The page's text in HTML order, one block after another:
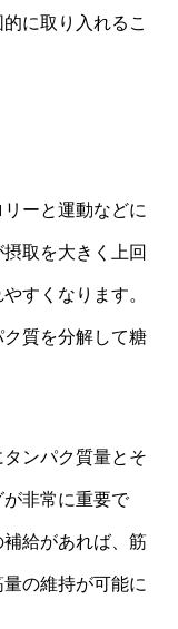
に取り入れるこ
ーと運動などに
取を大きく上回
すくなります。
質を分解して糖
ンパク質量とそ
非常に重要で
給があれば、筋
の維持が可能に